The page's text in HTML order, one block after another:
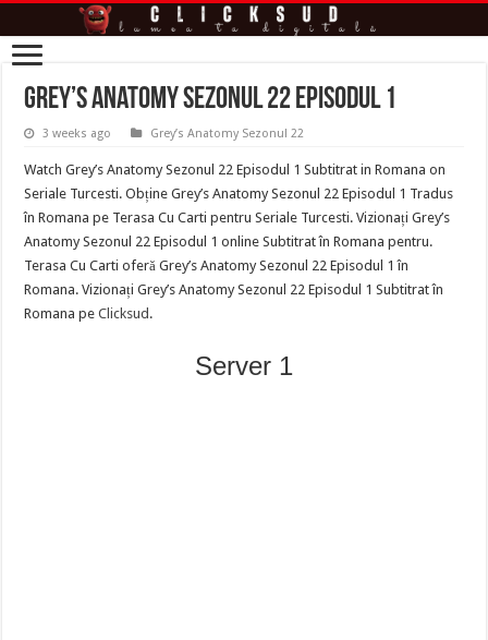
Grey’s Anatomy Sezonul 22 Episodul 1
3 weeks ago Grey’s Anatomy Sezonul 22
Watch Grey’s Anatomy Sezonul 22 Episodul 1 Subtitrat in Romana on
Seriale Turcesti. Obține Grey’s Anatomy Sezonul 22 Episodul 1 Tradus
în Romana pe Terasa Cu Carti pentru Seriale Turcesti. Vizionați Grey’s
Anatomy Sezonul 22 Episodul 1 online Subtitrat în Romana pentru.
Terasa Cu Carti oferă Grey’s Anatomy Sezonul 22 Episodul 1 în
Romana. Vizionați Grey’s Anatomy Sezonul 22 Episodul 1 Subtitrat în
Romana peClicksud .
Server 1